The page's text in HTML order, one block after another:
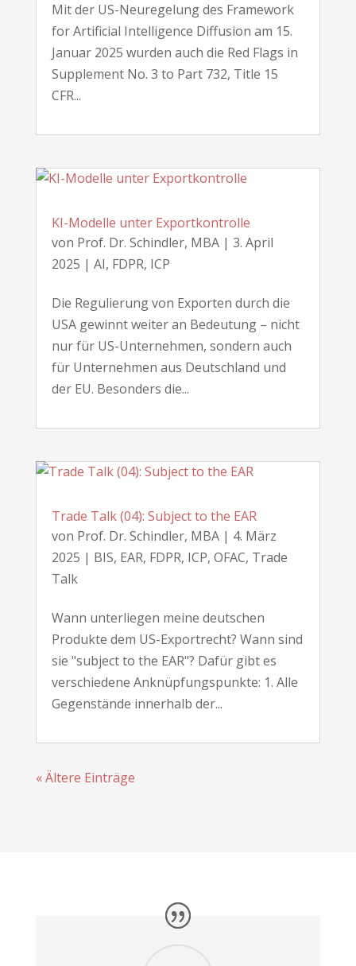
Mit der US-Neuregelung des Framework
for Artificial Intelligence Diffusion am 15.
Januar 2025 wurden auch die Red Flags in
Supplement No. 3 to Part 732, Title 15
CFR...
KI-Modelle unter Exportkontrolle
von Prof. Dr. Schindler, MBA| 3. April
2025 | AI, FDPR, ICP
Die Regulierung von Exporten durch die
USA gewinnt weiter an Bedeutung – nicht
nur für US-Unternehmen, sondern auch
für Unternehmen aus Deutschland und
der EU. Besonders die...
Trade Talk (04): Subject to the EAR
von Prof. Dr. Schindler, MBA| 4. März
2025 | BIS, EAR, FDPR, ICP, OFAC, Trade
Talk
Wann unterliegen meine deutschen
Produkte dem US-Exportrecht? Wann sind
sie "subject to the EAR"? Dafür gibt es
verschiedene Anknüpfungspunkte: 1. Alle
Gegenstände innerhalb der...
« Ältere Einträge